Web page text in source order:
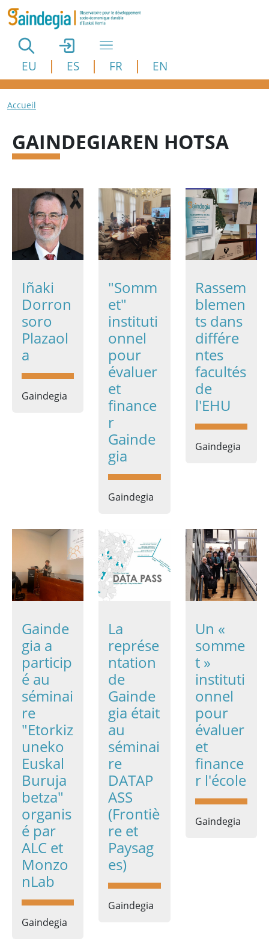
Aller au contenu principal
EU ES FR EN
Fil d'Ariane
Accueil
GAINDEGIAREN HOTSA
Iñaki
Dorron
soro
Plazaol
a
Gaindegia
"Somm
et"
instituti
onnel
pour
évaluer
et
finance
r
Gainde
gia
Gaindegia
Rassem
blemen
ts dans
différe
ntes
facultés
de
l'EHU
Gaindegia
Gainde
gia a
particip
é au
séminai
re
"Etorkiz
uneko
Euskal
Buruja
betza"
organis
é par
ALC et
Monzo
nLab
Gaindegia
La
représe
ntation
de
Gainde
gia était
au
séminai
re
DATAP
ASS
(Frontiè
re et
Paysag
es)
Gaindegia
Un «
somme
t »
instituti
onnel
pour
évaluer
et
finance
r l'école
Gaindegia